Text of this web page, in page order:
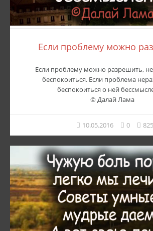
Если проблему можно
Если проблему можно разрешить, не
беспокоиться. Если проблема
беспокоиться о ней
© Далай Лама
10.05.2016 0 825